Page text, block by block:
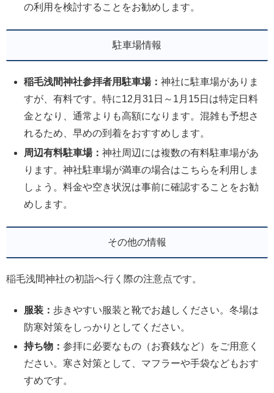
の利用を検討することをお勧めします。
駐車場情報
稲毛浅間神社参拝者用駐車場：神社に駐車場がありま
すが、有料です。特に12月31日～1月15日は特定日料
金となり、通常よりも高額になります。混雑も予想さ
れるため、早めの到着をおすすめします。
周辺有料駐車場：神社周辺には複数の有料駐車場があ
ります。神社駐車場が満車の場合はこちらを利用しま
しょう。料金や空き状況は事前に確認することをお勧
めします。
その他の情報
稲毛浅間神社の初詣へ行く際の注意点です。
服装：歩きやすい服装と靴でお越しください。冬場は
防寒対策をしっかりとしてください。
持ち物：参拝に必要なもの（お賽銭など）をご用意く
ださい。寒さ対策として、マフラーや手袋などもおす
すめです。